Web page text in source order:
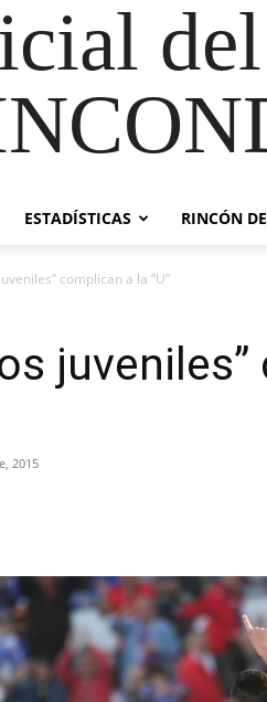
ESTADÍSTICAS RINCÓN
complican a la “U”
2015